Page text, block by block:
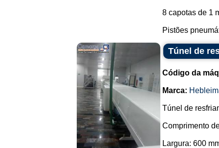
8 capotas de 1
Pistões
Túnel de
Código da
Marca:
Túnel de
Comprimento
Largura: 600